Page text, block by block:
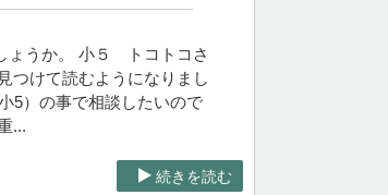
ょうか。 小５ トコトコさ
つけて読むようになりまし
5）の事で相談したいので
...
続きを読む